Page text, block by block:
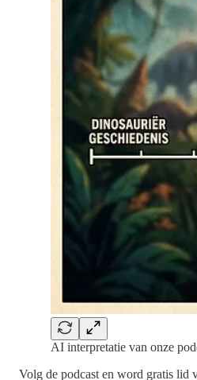
AI interpretatie van onze
Volg de podcast en word gratis lid